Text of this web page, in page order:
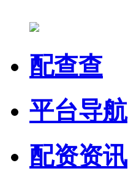
配查查
平台导航
配资资讯